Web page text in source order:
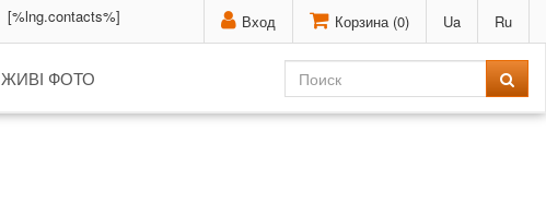
Вход Корзина (0) Ua Ru
[%lng.contacts%]
ЖИВІ ФОТО